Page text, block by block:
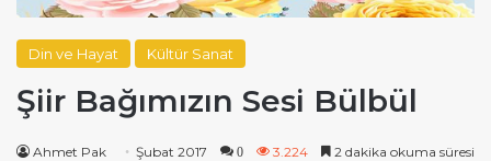
Din ve Hayat Kültür Sanat
Şiir Bağımızın Sesi Bülbül
Ahmet Pak Şubat 2017 0 3.224 2 dakika okuma süresi